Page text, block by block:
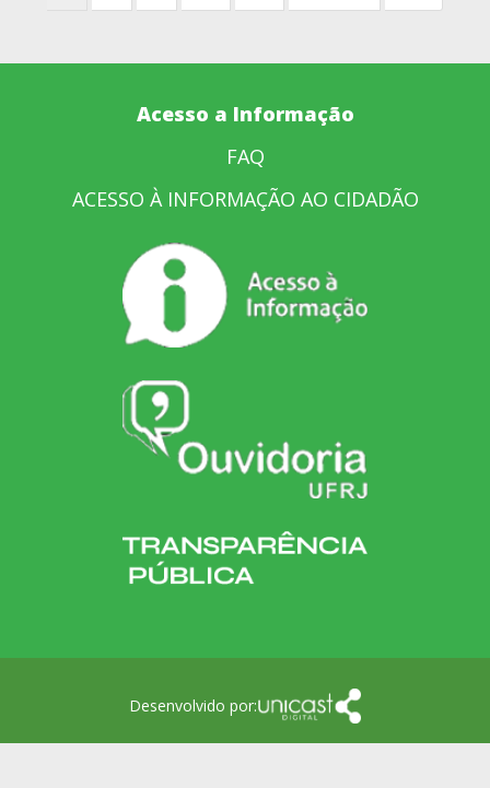
Acesso a Informação
FAQ
ACESSO À INFORMAÇÃO AO CIDADÃO
Desenvolvido por: